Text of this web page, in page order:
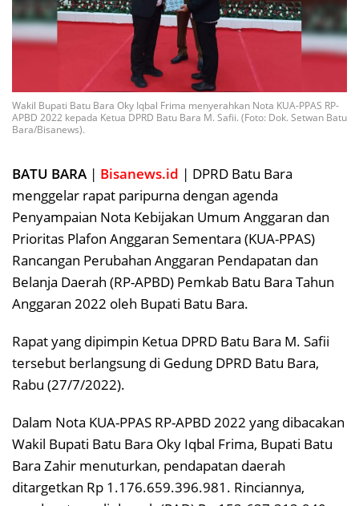
Wakil Bupati Batu Bara Oky Iqbal Frima menyerahkan Nota KUA-PPAS RP-
APBD 2022 kepada Ketua DPRD Batu Bara M. Safii. (Foto: Dok. Setwan Batu
Bara/Bisanews).
BATU BARA | Bisanews.id | DPRD Batu Bara
menggelar rapat paripurna dengan agenda
Penyampaian Nota Kebijakan Umum Anggaran dan
Prioritas Plafon Anggaran Sementara (KUA-PPAS)
Rancangan Perubahan Anggaran Pendapatan dan
Belanja Daerah (RP-APBD) Pemkab Batu Bara Tahun
Anggaran 2022 oleh Bupati Batu Bara.
Rapat yang dipimpin Ketua DPRD Batu Bara M. Safii
tersebut berlangsung di Gedung DPRD Batu Bara,
Rabu (27/7/2022).
Dalam Nota KUA-PPAS RP-APBD 2022 yang dibacakan
Wakil Bupati Batu Bara Oky Iqbal Frima, Bupati Batu
Bara Zahir menuturkan, pendapatan daerah
ditargetkan Rp 1.176.659.396.981. Rinciannya,